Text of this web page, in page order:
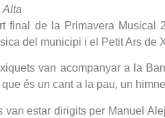
Alta
final de la Primavera Musical
del municipi i el Petit Ars
van acompanyar a la
és un cant a la pau, un
van estar dirigits per Manuel